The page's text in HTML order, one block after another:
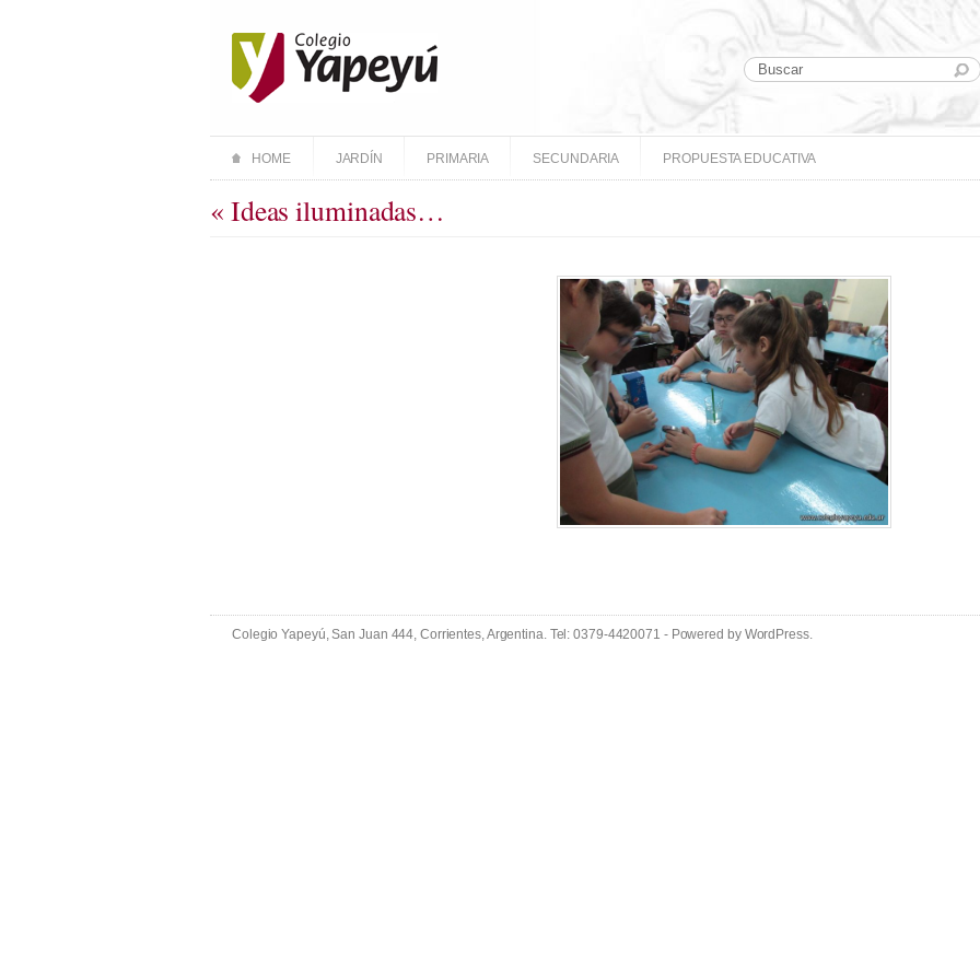
HOME JARDÍN PRIMARIA SECUNDARIA PROPUESTA EDUCATIVA
« Ideas iluminadas…
Colegio Yapeyú, San Juan 444, Corrientes, Argentina. Tel: 0379-4420071 - Powered by WordPress.